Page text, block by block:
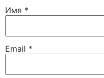
Имя *
Email *